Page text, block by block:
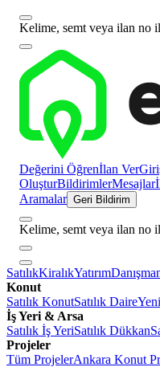
Kelime, semt veya ilan no
Değerini Öğrenİlan Ver
OluşturBildirimlerMesajlar
Aramalar Geri Bildirim
Kelime, semt veya ilan no
SatılıkKiralıkYatırım
Konut
Satılık KonutSatılık Daire
İş Yeri & Arsa
Satılık İş YeriSatılık Dükkan
Projeler
Tüm ProjelerAnkara Konut